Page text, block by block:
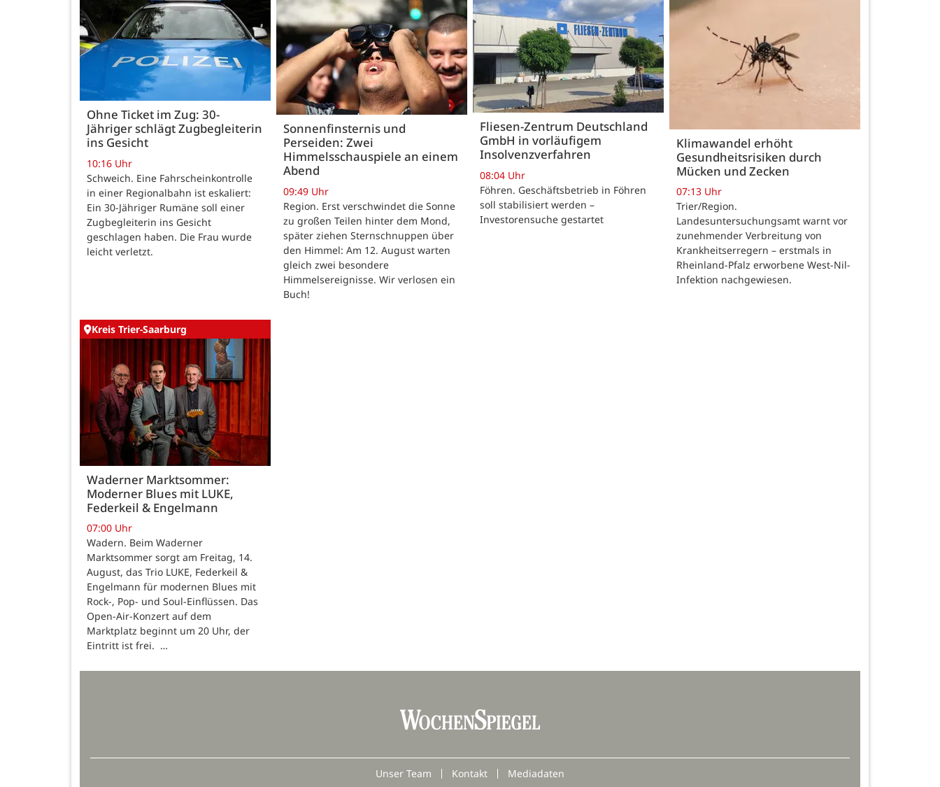
Ohne Ticket im Zug: 30-
Jähriger schlägt Zugbegleiterin
ins Gesicht
10:16 Uhr
Schweich. Eine Fahrscheinkontrolle
in einer Regionalbahn ist eskaliert:
Ein 30-Jähriger Rumäne soll einer
Zugbegleiterin ins Gesicht
geschlagen haben. Die Frau wurde
leicht verletzt.
Sonnenfinsternis und
Perseiden: Zwei
Himmelsschauspiele an einem
Abend
09:49 Uhr
Region. Erst verschwindet die Sonne
zu großen Teilen hinter dem Mond,
später ziehen Sternschnuppen über
den Himmel: Am 12. August warten
gleich zwei besondere
Himmelsereignisse. Wir verlosen ein
Buch!
Fliesen-Zentrum Deutschland
GmbH in vorläufigem
Insolvenzverfahren
08:04 Uhr
Föhren. Geschäftsbetrieb in Föhren
soll stabilisiert werden –
Investorensuche gestartet
Klimawandel erhöht
Gesundheitsrisiken durch
Mücken und Zecken
07:13 Uhr
Trier/Region.
Landesuntersuchungsamt warnt vor
zunehmender Verbreitung von
Krankheitserregern – erstmals in
Rheinland-Pfalz erworbene West-Nil-
Infektion nachgewiesen.
Kreis Trier-Saarburg
Waderner Marktsommer:
Moderner Blues mit LUKE,
Federkeil & Engelmann
07:00 Uhr
Wadern. Beim Waderner
Marktsommer sorgt am Freitag, 14.
August, das Trio LUKE, Federkeil &
Engelmann für modernen Blues mit
Rock-, Pop- und Soul-Einflüssen. Das
Open-Air-Konzert auf dem
Marktplatz beginnt um 20 Uhr, der
Eintritt ist frei. …
Unser Team Kontakt Mediadaten